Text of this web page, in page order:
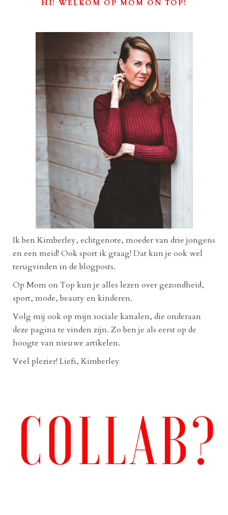
HI! WELKOM OP MOM ON TOP!
Ik ben Kimberley, echtgenote, moeder van drie jongens
en een meid! Ook sport ik graag! Dat kun je ook wel
terugvinden in de blogposts.
Op Mom on Top kun je alles lezen over gezondheid,
sport, mode, beauty en kinderen.
Volg mij ook op mijn sociale kanalen, die onderaan
deze pagina te vinden zijn. Zo ben je als eerst op de
hoogte van nieuwe artikelen.
Veel plezier! Liefs, Kimberley